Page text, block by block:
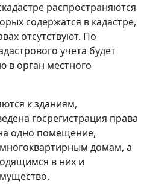
распространяются
содержатся в кадастре,
отсутствуют. По
учета будет
в орган местного
к зданиям,
госрегистрация права
одно помещение,
домам, а
в них и